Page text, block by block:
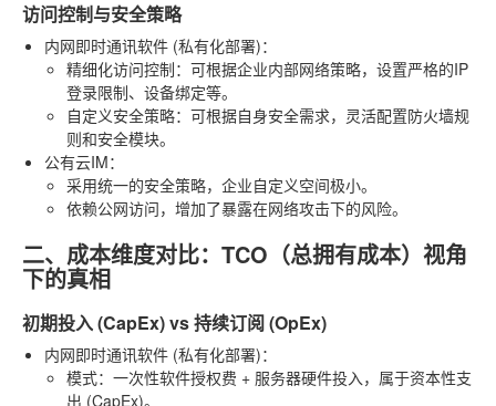
访问控制与安全策略
内网即时通讯软件 (私有化部署)：
精细化访问控制：可根据企业内部网络策略，设置严格的IP
登录限制、设备绑定等。
自定义安全策略：可根据自身安全需求，灵活配置防火墙规
则和安全模块。
公有云IM：
采用统一的安全策略，企业自定义空间极小。
依赖公网访问，增加了暴露在网络攻击下的风险。
二、成本维度对比：TCO（总拥有成本）视角
下的真相
初期投入 (CapEx) vs 持续订阅 (OpEx)
内网即时通讯软件 (私有化部署)：
模式：一次性软件授权费 + 服务器硬件投入，属于资本性支
出 (CapEx)。